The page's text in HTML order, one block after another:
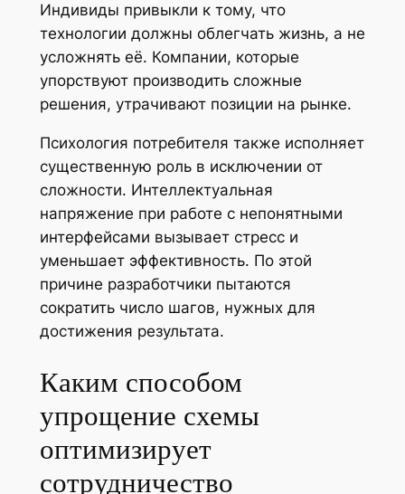
Индивиды привыкли к тому, что
технологии должны облегчать жизнь, а не
усложнять её. Компании, которые
упорствуют производить сложные
решения, утрачивают позиции на рынке.
Психология потребителя также исполняет
существенную роль в исключении от
сложности. Интеллектуальная
напряжение при работе с непонятными
интерфейсами вызывает стресс и
уменьшает эффективность. По этой
причине разработчики пытаются
сократить число шагов, нужных для
достижения результата.
Каким способом
упрощение схемы
оптимизирует
сотрудничество